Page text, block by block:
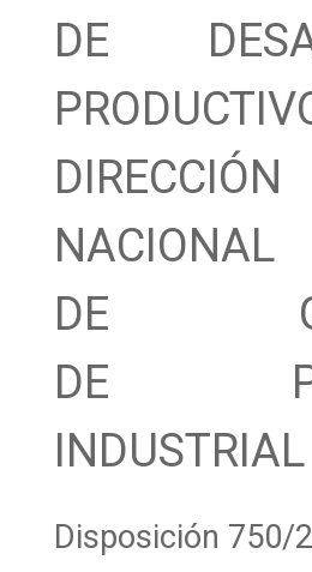
DE
DIRECCIÓN
NACIONAL
DE
DE
INDUSTRIAL
Disposición 750/